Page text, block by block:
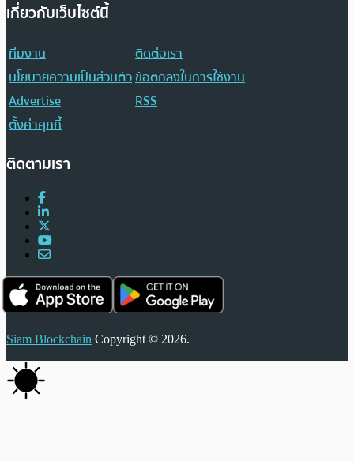
เกี่ยวกับเว็บไซต์นี้
ทีมงาน
ติดต่อเรา
นโยบายความเป็นส่วนตัวข้อตกลงในการใช้งาน
Advertise
RSS
ตั้งค่าคุกกี้
ติดตามเรา
Siam Blockchain Copyright © 2026.